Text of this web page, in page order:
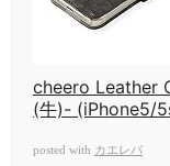
cheero Leather
(牛)- (iPhone5/
posted with カエレバ